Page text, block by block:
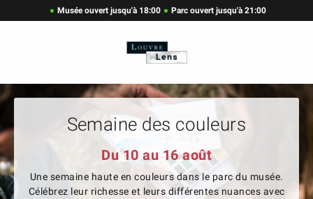
Musée ouvert jusqu'à 18:00 Parc ouvert jusqu'à 21:00
Semaine des couleurs
Du 10 au 16 août
Une semaine haute en couleurs dans le parc du musée.
Célébrez leur richesse et leurs différentes nuances avec